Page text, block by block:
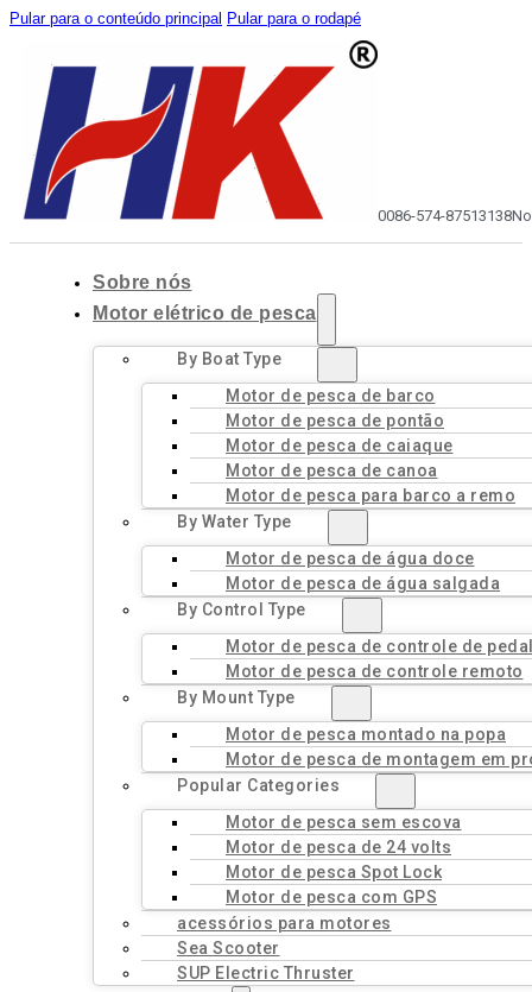
Pular para o conteúdo principal Pular para o rodapé
0086-574-87513138
Sobre nós
Motor elétrico de pesca
By Boat Type
Motor de pesca de barco
Motor de pesca de pontão
Motor de pesca de caiaque
Motor de pesca de canoa
Motor de pesca para barco a remo
By Water Type
Motor de pesca de água doce
Motor de pesca de água salgada
By Control Type
Motor de pesca de controle de
Motor de pesca de controle remoto
By Mount Type
Motor de pesca montado na popa
Motor de pesca de montagem em
Popular Categories
Motor de pesca sem escova
Motor de pesca de 24 volts
Motor de pesca Spot Lock
Motor de pesca com GPS
acessórios para motores
Sea Scooter
SUP Electric Thruster